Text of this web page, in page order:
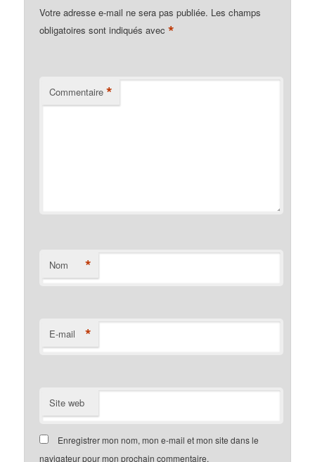
Votre adresse e-mail ne sera pas publiée. Les champs
obligatoires sont indiqués avec*
Commentaire *
Nom *
E-mail *
Site web
Enregistrer mon nom, mon e-mail et mon site dans le
navigateur pour mon prochain commentaire.